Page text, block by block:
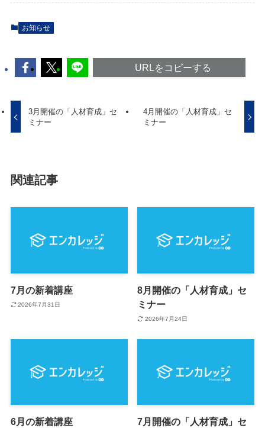
お知らせ
URLをコピーする
3月開催の「人材育成」セ
ミナー
4月開催の「人材育成」セ
ミナー
関連記事
7月の新着講座
2026年7月31日
8月開催の「人材育成」セ
ミナー
2026年7月24日
6月の新着講座
7月開催の「人材育成」セ